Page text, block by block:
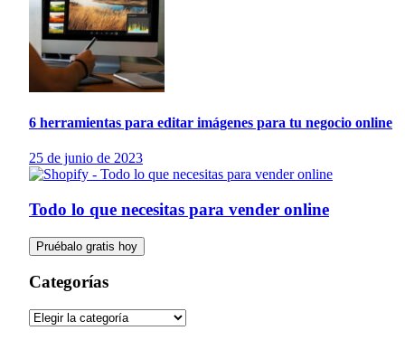
6 herramientas para editar imágenes para tu negocio online
25 de junio de 2023
Todo lo que necesitas para vender online
Pruébalo gratis hoy
Categorías